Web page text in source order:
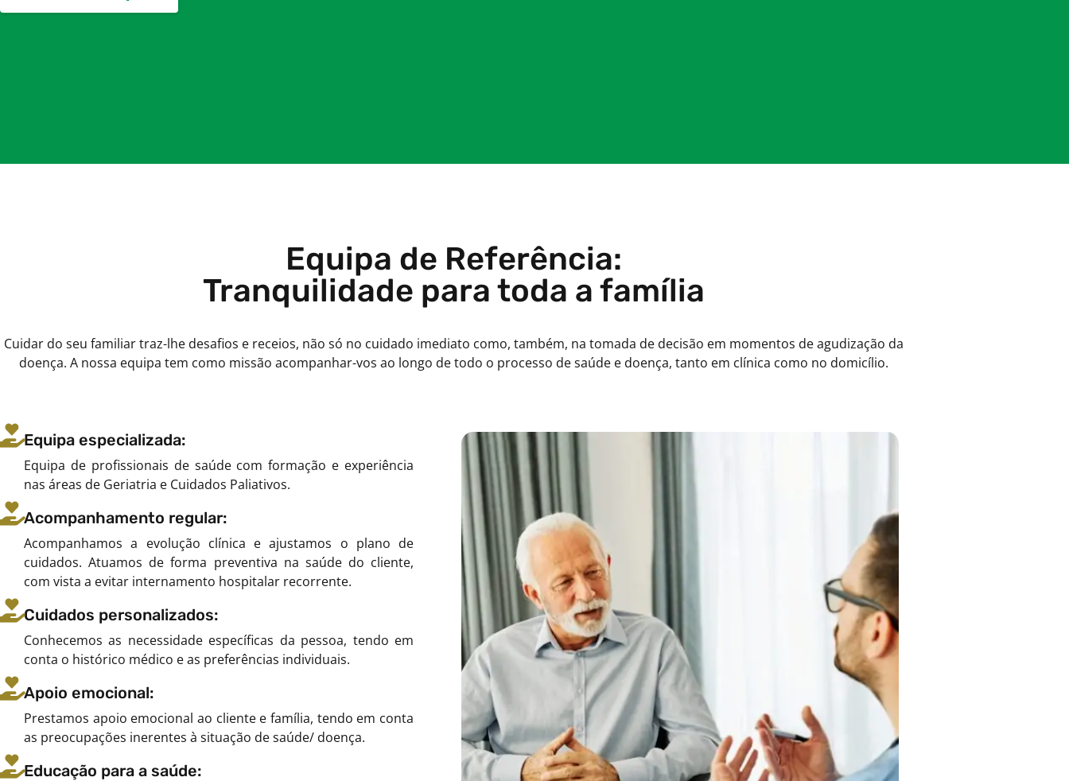
Equipa de Referência:
Tranquilidade para toda a família
Cuidar do seu familiar traz-lhe desafios e receios, não só no cuidado imediato como, também, na tomada de decisão em momentos de agudização da
doença. A nossa equipa tem como missão acompanhar-vos ao longo de todo o processo de saúde e doença, tanto em clínica como no domicílio.
Equipa especializada:
Equipa de profissionais de saúde com formação e experiência
nas áreas de Geriatria e Cuidados Paliativos.
Acompanhamento regular:
Acompanhamos a evolução clínica e ajustamos o plano de
cuidados. Atuamos de forma preventiva na saúde do cliente,
com vista a evitar internamento hospitalar recorrente.
Cuidados personalizados:
Conhecemos as necessidade específicas da pessoa, tendo em
conta o histórico médico e as preferências individuais.
Apoio emocional:
Prestamos apoio emocional ao cliente e família, tendo em conta
as preocupações inerentes à situação de saúde/ doença.
Educação para a saúde: